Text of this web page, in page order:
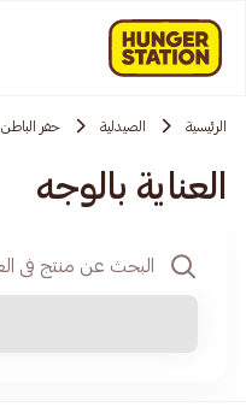
الرئيسية الصيدلية حفر الباطن
العناية بالوجه